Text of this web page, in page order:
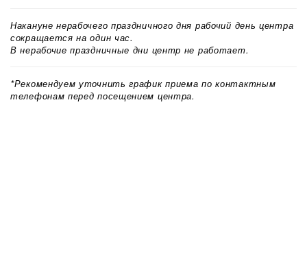
Накануне нерабочего праздничного дня рабочий день центра
сокращается на один час.
В нерабочие праздничные дни центр не работает.
*Рекомендуем уточнить график приема по контактным
телефонам перед посещением центра.